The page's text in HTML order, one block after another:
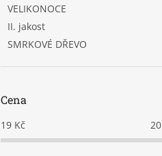
VELIKONOCE
II. jakost
SMRKOVÉ DŘEVO
Cena
19 Kč 20